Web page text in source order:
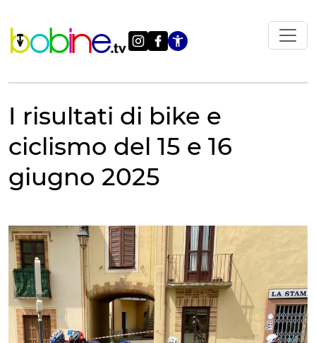
contenuto
Apri le
I risultati di bike e
ciclismo del 15 e 16
giugno 2025